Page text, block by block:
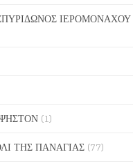
(1)
ΤΗΣ ΠΑΝΑΓΙΑΣ (77)